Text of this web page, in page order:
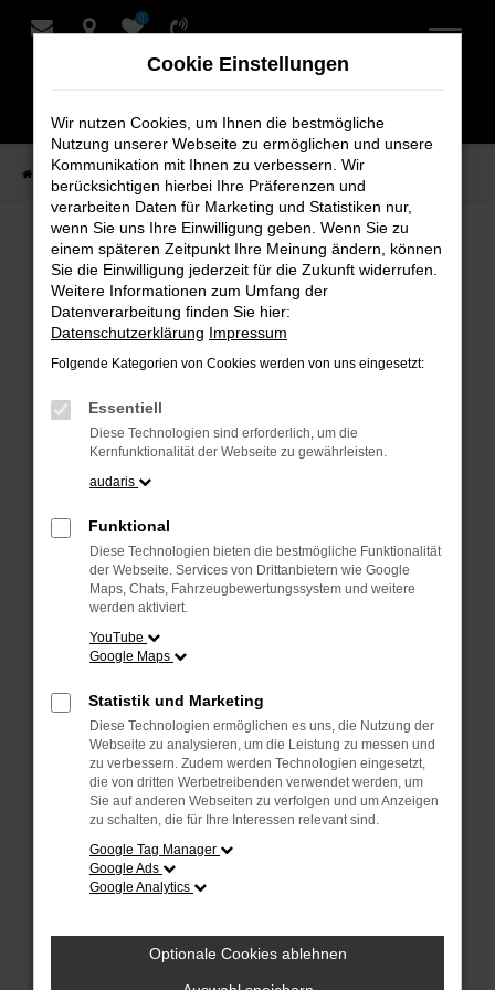
Zum
0
Startseite Verkauf Fahrzeug-Showroom
Fahrzeug-Showroom
Beim Laden ist ein Fehler aufgetreten.
Hier sind ein paar Tipps, die dir helfen können:
Überprüfe deine Firewall und deine
Internetverbindung.
Laden andere Webseiten, zum Beispiel
deine Suchmaschine?
Prüfe deine Browsererweiterungen.
Manche Erweiterungen, wie Werbeblocker,
können das Laden bestimmter Seiten
verhindern. Funktioniert die Seite in einem
anderen Browser oder in einem privaten
Fenster?
Starte dein Gerät neu.
Das kann manchmal helfen,
vorübergehende Probleme zu beheben.
Stelle sicher, dass dein Browser und dein
Betriebssystem auf dem neuesten Stand
Veraltete Software birgt nicht nur ein
Cookie Einstellungen
Wir nutzen Cookies, um Ihnen die bestmögliche
Nutzung unserer Webseite zu ermöglichen und unsere
Kommunikation mit Ihnen zu verbessern. Wir
berücksichtigen hierbei Ihre Präferenzen und
verarbeiten Daten für Marketing und Statistiken nur,
wenn Sie uns Ihre Einwilligung geben. Wenn Sie zu
einem späteren Zeitpunkt Ihre Meinung ändern, können
Sie die Einwilligung jederzeit für die Zukunft widerrufen.
Weitere Informationen zum Umfang der
Datenverarbeitung finden Sie hier:
Datenschutzerklärung Impressum
Folgende Kategorien von Cookies werden von uns eingesetzt:
Essentiell
Diese Technologien sind erforderlich, um die
Kernfunktionalität der Webseite zu gewährleisten.
audaris
Funktional
Diese Technologien bieten die bestmögliche Funktionalität
der Webseite. Services von Drittanbietern wie Google
Maps, Chats, Fahrzeugbewertungssystem und weitere
werden aktiviert.
YouTube
Google Maps
Statistik und Marketing
Diese Technologien ermöglichen es uns, die Nutzung der
Webseite zu analysieren, um die Leistung zu messen und
zu verbessern. Zudem werden Technologien eingesetzt,
die von dritten Werbetreibenden verwendet werden, um
Sie auf anderen Webseiten zu verfolgen und um Anzeigen
zu schalten, die für Ihre Interessen relevant sind.
Google Tag Manager
Google Ads
Google Analytics
Optionale Cookies ablehnen